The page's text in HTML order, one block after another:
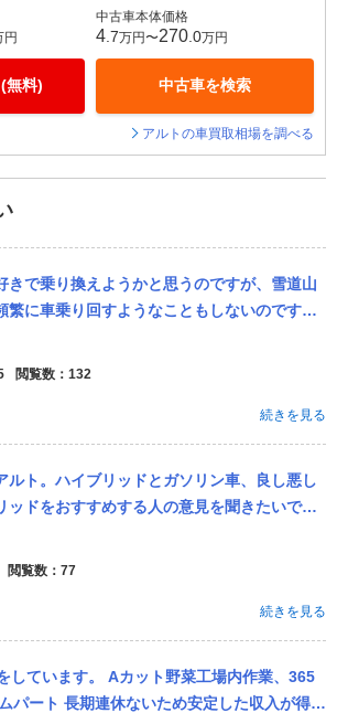
円
無料)
中古車本体価格
4 .7万円〜270 .0万円
中古車を検索
アルトの車買取相場を調べる
きで乗り換えようかと思うのですが、雪道山
繁に車乗り回すようなこともしないのです
在スズキアルト乗車です
閲覧数： 132
続きを見る
ルト。ハイブリッドとガソリン車、良し悪し
ッドをおすすめする人の意見を聞きたいで
的に勧める方はお聞きしたので、、。
閲覧数： 77
続きを見る
しています。 Aカット野菜工場内作業、365
パート 長期連休ないため安定した収入が得ら